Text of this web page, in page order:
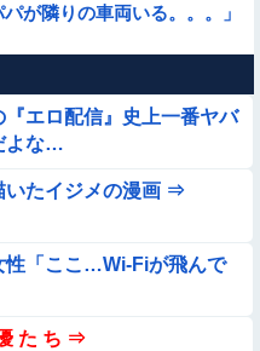
が隣りの車両いる。。。」
い・・・
高生「知らないオジさんに
好きなワードと言えば？
か否か判定たのむ！！
合えますかｗｗｗｗｗｗｗ
『エロ配信』史上一番ヤバ
よな…
いたイジメの漫画 ⇒
性「ここ…Wi-Fiが飛んで
た ち ⇒